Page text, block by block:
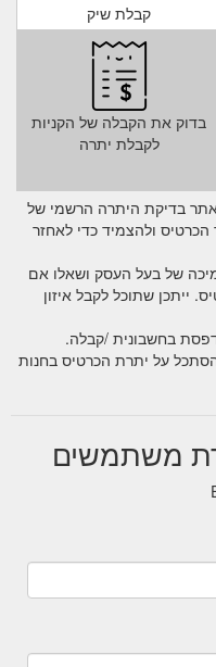
קבלת שיק
בדוק את הקבלה של הקניות
לקבלת יתרה
בדיקת היתרה הרשמי של
ולהצמיד כדי לאחזר
של בעל העסק ושאלו אם
ייתכן שתוכל לקבל איזון
בחשבונית /קבלה.
על יתרת הכרטיס בחנות